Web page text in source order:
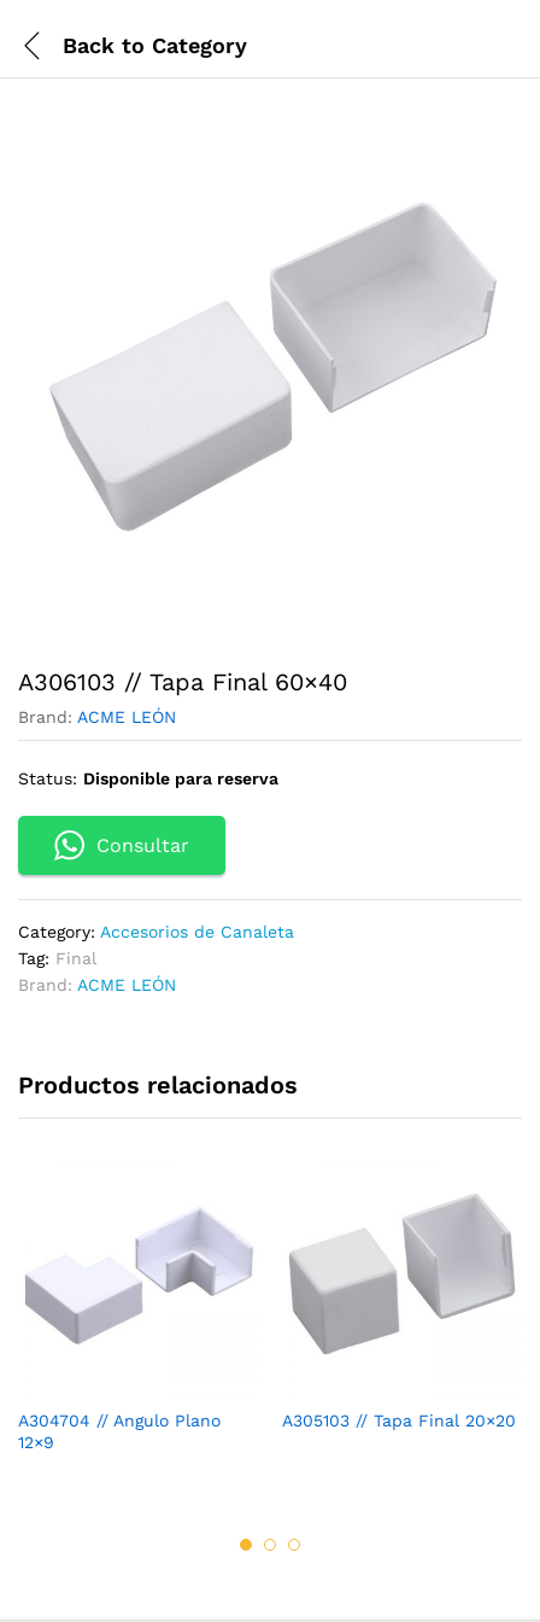
Back to Category
A306103 // Tapa Final 60×40
Brand: ACME LEÓN
Status: Disponible para reserva
Consultar
Category: Accesorios de Canaleta
Tag: Final
Brand: ACME LEÓN
Productos relacionados
A304704 // Angulo Plano
12×9
A305103 // Tapa Final 20×20